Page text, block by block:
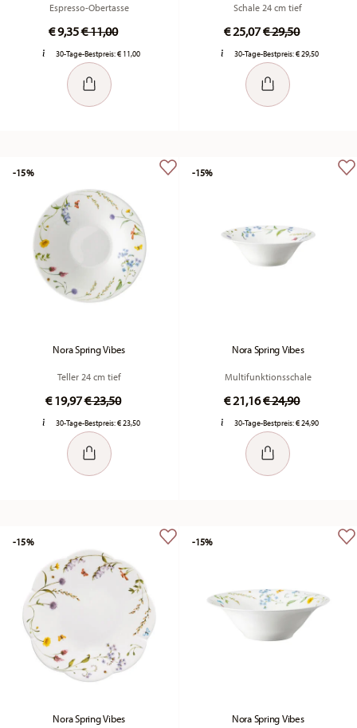
Espresso-Obertasse
€ 9,35Price reduced from
€ 11,00to
30-Tage-Bestpreis:€ 11,00
Schale 24 cm tief
€ 25,07Price reduced
€ 29,50to
30-Tage-Bestpreis:€ 29,50
Nora Spring Vibes
Teller 24 cm tief
€ 19,97Price reduced from
€ 23,50to
30-Tage-Bestpreis:€ 23,50
-15%
Nora Spring Vibes
Multifunktionsschale
€ 21,16Price reduced
€ 24,90to
30-Tage-Bestpreis:€ 24,90
-15%
Nora Spring Vibes
-15%
Nora Spring Vibes
-15%